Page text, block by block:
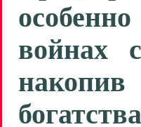
войнах